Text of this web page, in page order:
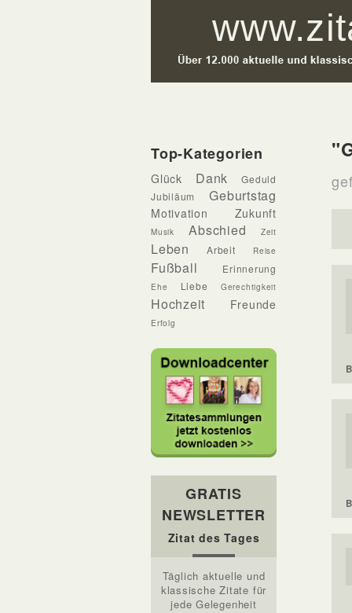
Top-Kategorien
Glück Dank
Geduld
Jubiläum
Geburtstag
Motivation Zukunft
Musik Abschied Zeit
Leben Arbeit Reise
Fußball Erinnerung
Ehe Liebe Gerechtigkeit
Hochzeit Freunde
Erfolg
GRATIS
NEWSLETTER
Zitat des Tages
Täglich aktuelle und
klassische Zitate für
jede Gelegenheit